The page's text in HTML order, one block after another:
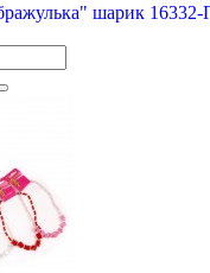
шарик